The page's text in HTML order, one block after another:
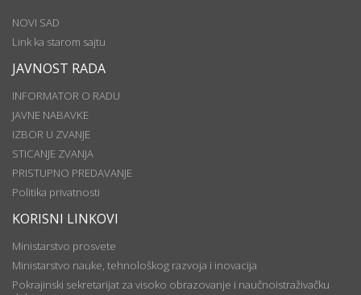
NOVI SAD
Link ka starom sajtu
JAVNOST RADA
INFORMATOR O RADU
JAVNE NABAVKE
IZBOR U ZVANJE
STICANJE ZVANJA
PRISTUPNO PREDAVANJE
Politika privatnosti
KORISNI LINKOVI
Ministarstvo prosvete
Ministarstvo nauke, tehnološkog razvoja i inovacija
Pokrajinski sekretarijat za visoko obrazovanje i naučnoistraživačku